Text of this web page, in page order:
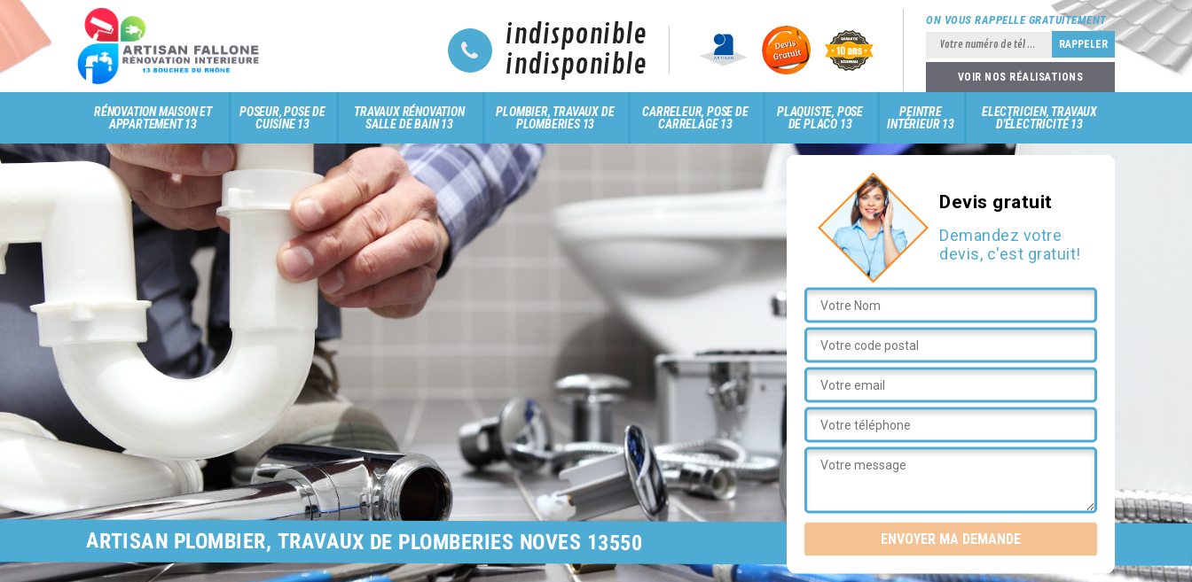
indisponible
indisponible
ON VOUS RAPPELLE GRATUITEMENT
VOIR NOS RÉALISATIONS
RÉNOVATION MAISON ET
APPARTEMENT 13
POSEUR, POSE DE
CUISINE 13
TRAVAUX RÉNOVATION
SALLE DE BAIN 13
PLOMBIER, TRAVAUX DE
PLOMBERIES 13
CARRELEUR, POSE DE
CARRELAGE 13
PLAQUISTE, POSE
DE PLACO 13
PEINTRE
INTÉRIEUR 13
ELECTRICIEN, TRAVAUX
D'ÉLECTRICITÉ 13
Devis gratuit
Demandez votre
devis, c'est gratuit!
ARTISAN PLOMBIER, TRAVAUX DE PLOMBERIES NOVES 13550